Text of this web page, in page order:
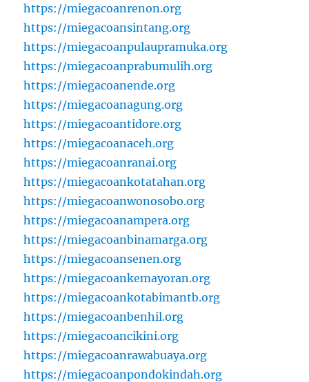
https://miegacoanrenon.org
https://miegacoansintang.org
https://miegacoanpulaupramuka.org
https://miegacoanprabumulih.org
https://miegacoanende.org
https://miegacoanagung.org
https://miegacoantidore.org
https://miegacoanaceh.org
https://miegacoanranai.org
https://miegacoankotatahan.org
https://miegacoanwonosobo.org
https://miegacoanampera.org
https://miegacoanbinamarga.org
https://miegacoansenen.org
https://miegacoankemayoran.org
https://miegacoankotabimantb.org
https://miegacoanbenhil.org
https://miegacoancikini.org
https://miegacoanrawabuaya.org
https://miegacoanpondokindah.org